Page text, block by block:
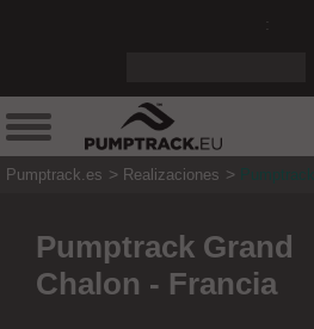
Pumptrack.es Realizaciones
Pumptrack Grand
Chalon - Francia